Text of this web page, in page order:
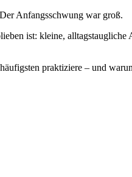
Anfangsschwung war groß.
ist: kleine,
praktiziere – und